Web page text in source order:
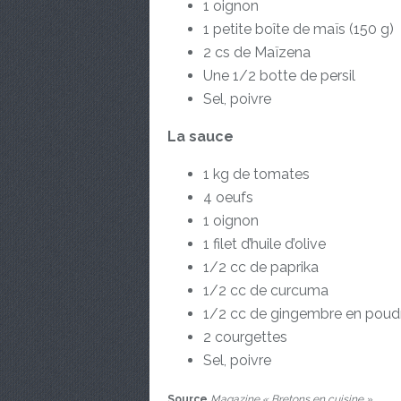
1 oignon
1 petite boîte de maïs (150 g)
2 cs de Maïzena
Une 1/2 botte de persil
Sel, poivre
La sauce
1 kg de tomates
4 oeufs
1 oignon
1 filet d’huile d’olive
1/2 cc de paprika
1/2 cc de curcuma
1/2 cc de gingembre en
2 courgettes
Sel, poivre